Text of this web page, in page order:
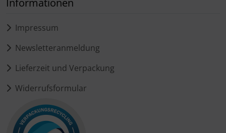
Informationen
Impressum
Newsletteranmeldung
Lieferzeit und Verpackung
Widerrufsformular